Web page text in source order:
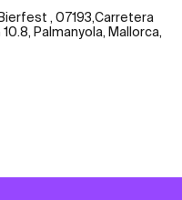
, 07193,Carretera
Palmanyola, Mallorca,